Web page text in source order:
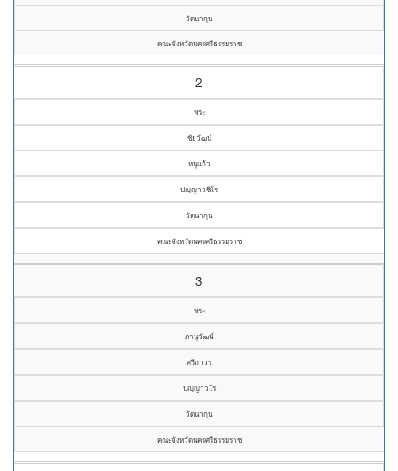
วัดนากุน
คณะจังหวัดนครศรีธรรมราช
2
พระ
ชัยวัฒน์
หนูแก้ว
ปญฺญาวชิโร
วัดนากุน
คณะจังหวัดนครศรีธรรมราช
3
พระ
ภานุวัฒน์
ศรีถาวร
ปญฺญาวโร
วัดนากุน
คณะจังหวัดนครศรีธรรมราช